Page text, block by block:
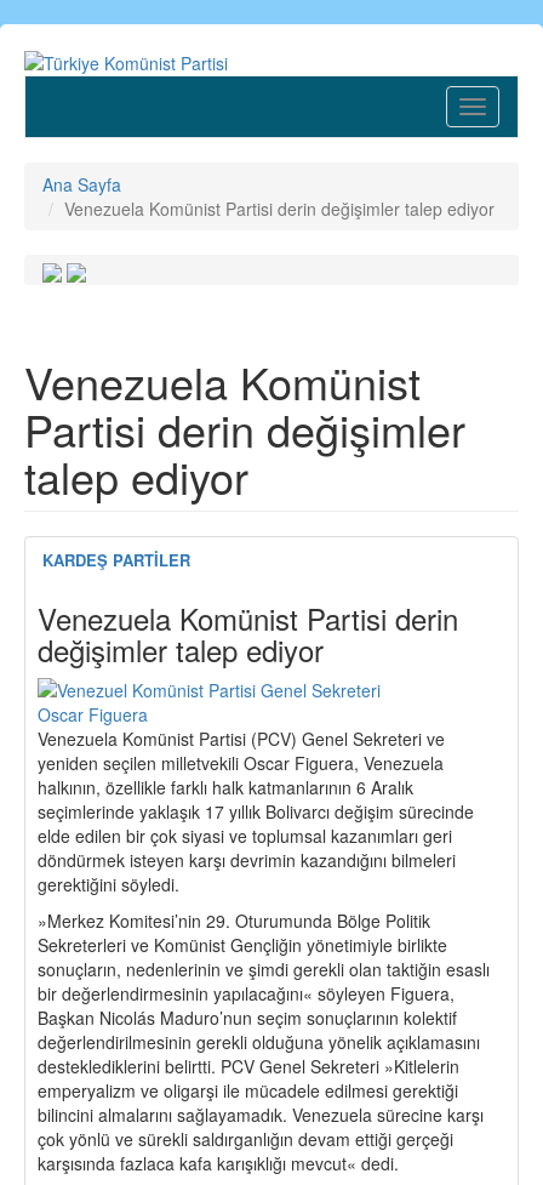
Ana
içeriğe
Toggle
Ana Sayfa
Venezuela Komünist Partisi derin değişimler talep ediyor
Venezuela Komünist
Partisi derin değişimler
talep ediyor
KARDEŞ PARTİLER
Venezuela Komünist Partisi derin
değişimler talep ediyor
Venezuela Komünist Partisi (PCV) Genel Sekreteri ve
yeniden seçilen milletvekili Oscar Figuera, Venezuela
halkının, özellikle farklı halk katmanlarının 6 Aralık
seçimlerinde yaklaşık 17 yıllık Bolivarcı değişim sürecinde
elde edilen bir çok siyasi ve toplumsal kazanımları geri
döndürmek isteyen karşı devrimin kazandığını bilmeleri
gerektiğini söyledi.
»Merkez Komitesi’nin 29. Oturumunda Bölge Politik
Sekreterleri ve Komünist Gençliğin yönetimiyle birlikte
sonuçların, nedenlerinin ve şimdi gerekli olan taktiğin esaslı
bir değerlendirmesinin yapılacağını« söyleyen Figuera,
Başkan Nicolás Maduro’nun seçim sonuçlarının kolektif
değerlendirilmesinin gerekli olduğuna yönelik açıklamasını
desteklediklerini belirtti. PCV Genel Sekreteri »Kitlelerin
emperyalizm ve oligarşi ile mücadele edilmesi gerektiği
bilincini almalarını sağlayamadık. Venezuela sürecine karşı
çok yönlü ve sürekli saldırganlığın devam ettiği gerçeği
karşısında fazlaca kafa karışıklığı mevcut« dedi.